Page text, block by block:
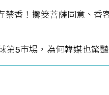
香！擲筊菩薩同意、香
第5市場，為何韓媒也驚豔